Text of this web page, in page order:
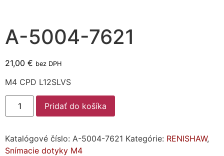
A-5004-7621
21,00 € bez DPH
M4 CPD L12SLVS
Pridať do košíka
Katalógové číslo: A-5004-7621 Kategórie: RENISHAW,
Snímacie dotyky M4